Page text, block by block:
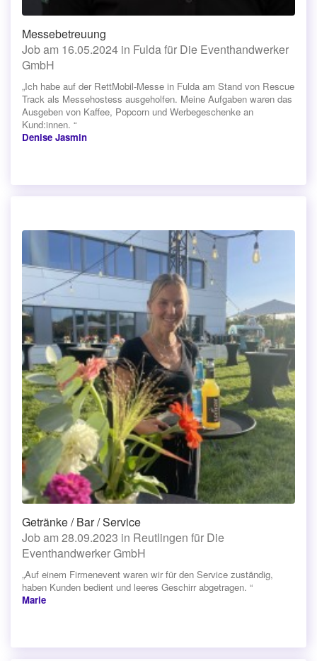
Messebetreuung
Job am 16.05.2024 in Fulda für Die Eventhandwerker
GmbH
„Ich habe auf der RettMobil-Messe in Fulda am Stand von Rescue
Track als Messehostess ausgeholfen. Meine Aufgaben waren das
Ausgeben von Kaffee, Popcorn und Werbegeschenke an
Kund:innen. “
Denise Jasmin
Getränke / Bar / Service
Job am 28.09.2023 in Reutlingen für Die
Eventhandwerker GmbH
„Auf einem Firmenevent waren wir für den Service zuständig,
haben Kunden bedient und leeres Geschirr abgetragen. “
Marie